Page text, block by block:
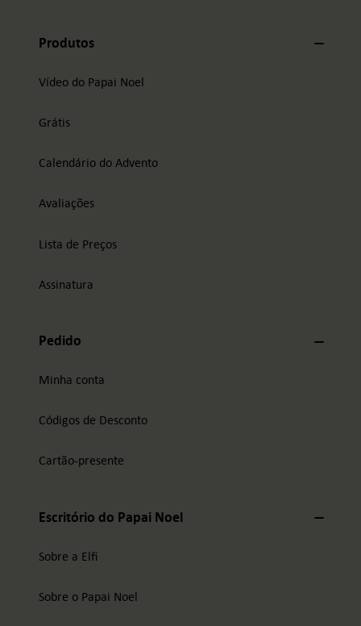
Produtos
Vídeo do Papai Noel
Grátis
Calendário do Advento
Avaliações
Lista de Preços
Assinatura
Pedido
Minha conta
Códigos de Desconto
Cartão-presente
Escritório do Papai Noel
Sobre a Elfi
Sobre o Papai Noel